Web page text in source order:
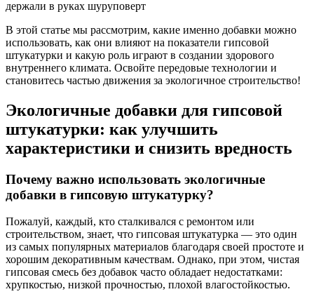
держали в руках шуруповерт
В этой статье мы рассмотрим, какие именно добавки можно
использовать, как они влияют на показатели гипсовой
штукатурки и какую роль играют в создании здорового
внутреннего климата. Освойте передовые технологии и
становитесь частью движения за экологичное строительство!
Экологичные добавки для гипсовой
штукатурки: как улучшить
характеристики и снизить вредность
Почему важно использовать экологичные
добавки в гипсовую штукатурку?
Пожалуй, каждый, кто сталкивался с ремонтом или
строительством, знает, что гипсовая штукатурка — это один
из самых популярных материалов благодаря своей простоте и
хорошим декоративным качествам. Однако, при этом, чистая
гипсовая смесь без добавок часто обладает недостатками:
хрупкостью, низкой прочностью, плохой влагостойкостью.